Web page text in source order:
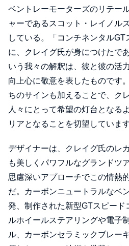
ベントレーモーターズのリテー
ャーであるスコット・レイノル
している。「コンチネンタル
に、クレイグ氏が身につけたで
いう我々の解釈は、彼と彼の活
向上心に敬意を表したものです
ちのサインも加えることで、ク
人々にとって希望の灯台となる
リアとなることを切望しています
デザイナーは、クレイグ氏のレ
も美しくパワフルなグランドツ
思慮深いアプローチでこの情熱
だ。カーボンニュートラルなベ
発、制作された新型GTスピード
ルホイールステアリングや電子
ル、カーボンセラミックブレー